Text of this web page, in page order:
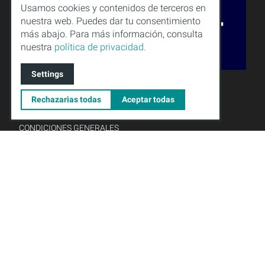
CALIDAD
CONOCIMIENTO
DESCARGAS
CONDICIONES GENERALES
Usamos cookies y contenidos de terceros en
nuestra web. Puedes dar tu consentimiento
más abajo. Para más información, consulta
nuestra política de privacidad.
Settings
Rechazarias todas Aceptar todas